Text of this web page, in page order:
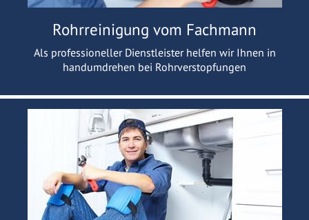
Rohrreinigung vom Fachmann
Als professioneller Dienstleister helfen wir Ihnen in
handumdrehen bei Rohrverstopfungen